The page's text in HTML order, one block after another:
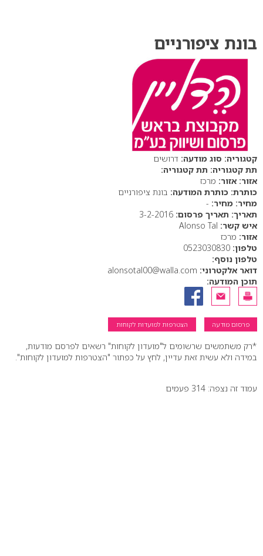
בונת ציפורניים
סוג מודעה: דרושים
תת קטגוריה:
אזור: מרכז
כותרת המודעה: בונת ציפורניים
מחיר: -
תאריך פרסום:
איש קשר:
אזור: מרכז
טלפון:
טלפון נוסף:
דואר אלקטרוני:
תוכן המודעה:
פרסום מודעה הצטרפות למועדות לקוחות
*רק משתמשים שרשומים ל"מועדון לקוחות" רשאים לפרסם מודעות,
במידה ולא עשית זאת עדיין, לחץ על כפתור "הצטרפות למועדון לקוחות".
עמוד זה נצפה: 314 פעמים